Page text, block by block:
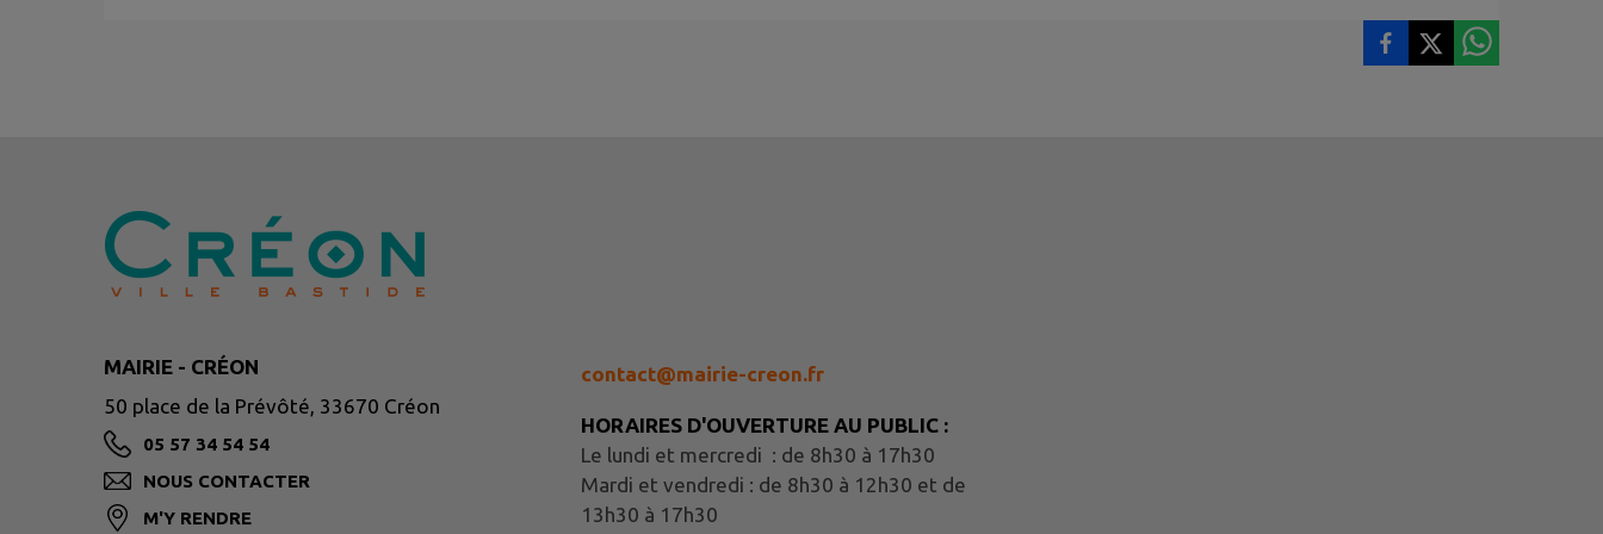
MAIRIE - CRÉON
50 place de la Prévôté, 33670 Créon
05 57 34 54 54
NOUS CONTACTER
M'Y RENDRE
contact@mairie-creon.fr
HORAIRES D'OUVERTURE AU PUBLIC :
Le lundi et mercredi : de 8h30 à 17h30
Mardi et vendredi : de 8h30 à 12h30 et de
13h30 à 17h30